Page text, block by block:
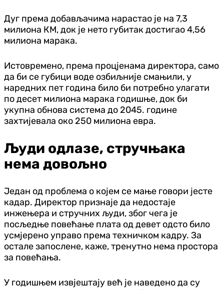
Дуг према добављачима нарастао је на 7,3
милиона КМ, док је нето губитак достигао 4,56
милиона марака.
Истовремено, према процјенама директора, само
да би се губици воде озбиљније смањили, у
наредних пет година било би потребно улагати
по десет милиона марака годишње, док би
укупна обнова система до 2045. године
захтијевала око 250 милиона евра.
Људи одлазе, стручњака
нема довољно
Један од проблема о којем се мање говори јесте
кадар. Директор признаје да недостаје
инжењера и стручних људи, због чега је
посљедње повећање плата од девет одсто било
усмјерено управо према техничком кадру. За
остале запослене, каже, тренутно нема простора
за повећања.
У годишњем извјештају већ је наведено да су